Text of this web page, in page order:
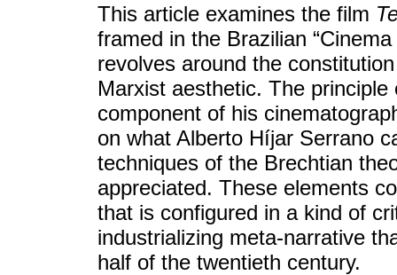
This article examines the film
framed in the Brazilian
revolves around the
Marxist aesthetic. The
component of his
on what Alberto Híjar Serrano
techniques of the Brechtian
appreciated. These elements
that is configured in a kind of
industrializing meta-narrative
half of the twentieth century.